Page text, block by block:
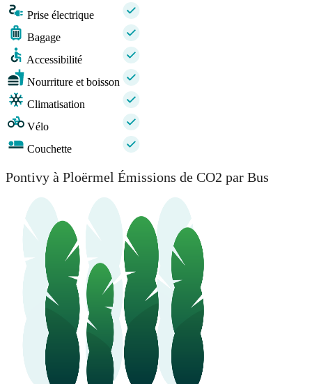
Prise électrique
Bagage
Accessibilité
Nourriture et boisson
Climatisation
Vélo
Couchette
Pontivy à Ploërmel Émissions de CO2 par Bus